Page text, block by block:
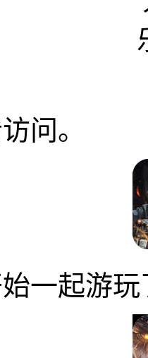
问。
一起游玩